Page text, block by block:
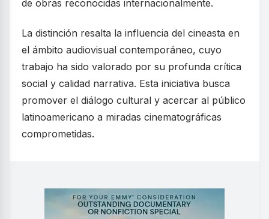
de obras reconocidas internacionalmente.
La distinción resalta la influencia del cineasta en
el ámbito audiovisual contemporáneo, cuyo
trabajo ha sido valorado por su profunda crítica
social y calidad narrativa. Esta iniciativa busca
promover el diálogo cultural y acercar al público
latinoamericano a miradas cinematográficas
comprometidas.